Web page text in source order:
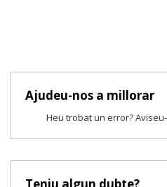
Ajudeu-nos a millorar
Heu trobat un error?